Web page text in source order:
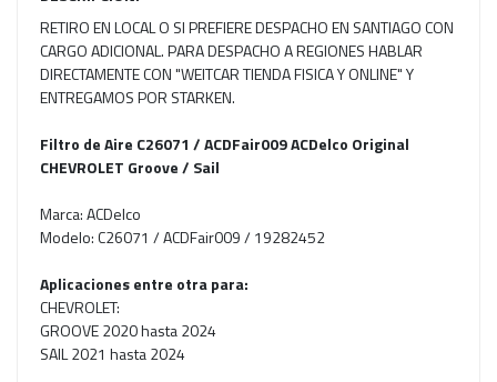
RETIRO EN LOCAL O SI PREFIERE DESPACHO EN SANTIAGO CON
CARGO ADICIONAL. PARA DESPACHO A REGIONES HABLAR
DIRECTAMENTE CON "WEITCAR TIENDA FISICA Y ONLINE" Y
ENTREGAMOS POR STARKEN.
Filtro de Aire C26071 / ACDFair009 ACDelco Original
CHEVROLET Groove / Sail
Marca: ACDelco
Modelo: C26071 / ACDFair009 / 19282452
Aplicaciones entre otra para:
CHEVROLET:
GROOVE 2020 hasta 2024
SAIL 2021 hasta 2024